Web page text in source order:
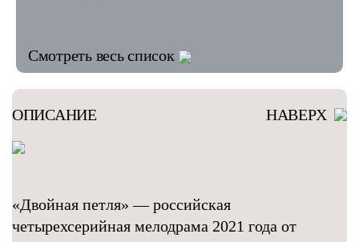
Смотреть весь список
ОПИСАНИЕ НАВЕРХ
«Двойная петля» — российская
четырехсерийная мелодрама 2021 года от